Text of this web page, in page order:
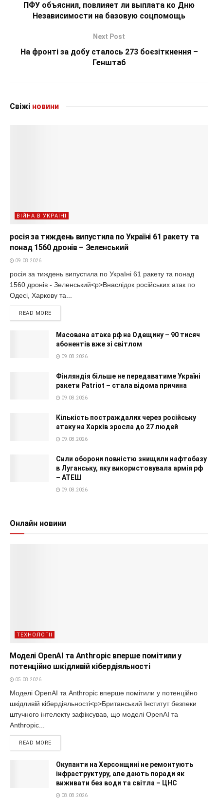
ПФУ объяснил, повлияет ли выплата ко Дню
Независимости на базовую соцпомощь
Next Post
На фронті за добу сталось 273 боєзіткнення –
Генштаб
Свіжі новини
ВІЙНА В УКРАЇНІ
росія за тиждень випустила по Україні 61 ракету та
понад 1560 дронів – Зеленський
09.08.2026
росія за тиждень випустила по Україні 61 ракету та понад
1560 дронів - Зеленський<p>Внаслідок російських атак по
Одесі, Харкову та...
READ MORE
Масована атака рф на Одещину – 90 тисяч
абонентів вже зі світлом
09.08.2026
Фінляндія більше не передаватиме Україні
ракети Patriot – стала відома причина
09.08.2026
Кількість постраждалих через російську
атаку на Харків зросла до 27 людей
09.08.2026
Сили оборони повністю знищили нафтобазу
в Луганську, яку використовувала армія рф
– АТЕШ
09.08.2026
Онлайн новини
ТЕХНОЛОГІЇ
Моделі OpenAI та Anthropic вперше помітили у
потенційно шкідливій кібердіяльності
05.08.2026
Моделі OpenAI та Anthropic вперше помітили у потенційно
шкідливій кібердіяльності<p>Британський Інститут безпеки
штучного інтелекту зафіксував, що моделі OpenAI та
Anthropic...
READ MORE
Окупанти на Херсонщині не ремонтують
інфраструктуру, але дають поради як
виживати без води та світла – ЦНС
08.08.2026